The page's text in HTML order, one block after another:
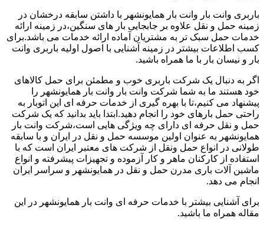
باربری وانت بار وانت بار همایونشهر با داشتن سابقه درخشان در
زمینه حمل و نقل علاوه بر جابجایی بار های سنگین،در زمینه ارائه
خدمات حمل سبک تر به مشتریان آماده ارائه خدمات می باشد.برای
کسب اطلاعات بیشتر در زمینه آشنایی با اصول اولیه باربری وانت
بار و نیسان بار با ما همراه باشید.
اگر به دنبال یک شرکت باربری خوب و مطمئن برای حمل کالاهای
خود هستند ما به شما شرکت وانت بار وانت بار همایونشهر را
پیشنهاد می کنیم،تا با بهره گیری از خدمات حرفه ای این اتوبار به
راحتی حمل بارهای خود را انجام دهید.ابتدا باید بدانید که یک شرکت
حمل و نقل حرفه ای دارای چه ویژگی هایی است،شرکت وانت بار
همایونشهر به عنوان اولین موسسه حمل و نقل در ایران و با سابقه
طولانی در انواع حمل ونقل از شرکت های معتبر ایران است که با
استفاده از کارکنان ماهر و کار آزموده و تجهیزات پیشرفته و انواع
ماشین آلات باری مدرن حمل و نقل در همایونشهر و سراسر ایران
انجام می دهد.
برای آشنایی بیشتر با خدمات حرفه ای وانت بار همایونشهر در این
مقاله همراه ما باشید.